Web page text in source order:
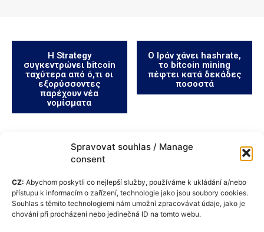
Spravovat souhlas / Manage
consent
CZ: Abychom poskytli co nejlepší služby, používáme k ukládání a/nebo
přístupu k informacím o zařízení, technologie jako jsou soubory cookies.
Souhlas s těmito technologiemi nám umožní zpracovávat údaje, jako je
chování při procházení nebo jedinečná ID na tomto webu.
Η Strategy
συγκεντρώνει bitcoin
ταχύτερα από ό,τι οι
εξορύσσοντες
παρέχουν νέα
νομίσματα
Ο Ιράν χάνει hashrate,
το bitcoin mining
πέφτει κατά δεκάδες
ποσοστά